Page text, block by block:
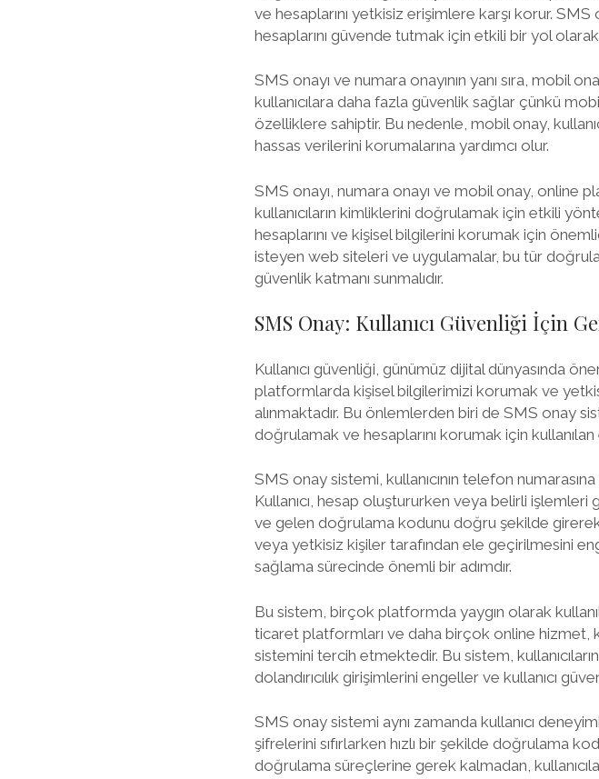
ve hesaplarını yetkisiz erişimlere karşı korur. SMS
hesaplarını güvende tutmak için etkili bir yol
SMS onayı ve numara onayının yanı sıra, mobil
kullanıcılara daha fazla güvenlik sağlar çünkü
özelliklere sahiptir. Bu nedenle, mobil onay,
hassas verilerini korumalarına yardımcı olur.
SMS onayı, numara onayı ve mobil onay, online
kullanıcıların kimliklerini doğrulamak için etkili
hesaplarını ve kişisel bilgilerini korumak için
isteyen web siteleri ve uygulamalar, bu tür
güvenlik katmanı sunmalıdır.
SMS Onay: Kullanıcı Güvenliği İçin
Kullanıcı güvenliği, günümüz dijital dünyasında
platformlarda kişisel bilgilerimizi korumak ve
alınmaktadır. Bu önlemlerden biri de SMS onay
doğrulamak ve hesaplarını korumak için
SMS onay sistemi, kullanıcının telefon
Kullanıcı, hesap oluştururken veya belirli
ve gelen doğrulama kodunu doğru şekilde girerek
veya yetkisiz kişiler tarafından ele geçirilmesini
sağlama sürecinde önemli bir adımdır.
Bu sistem, birçok platformda yaygın olarak
ticaret platformları ve daha birçok online hizmet,
sistemini tercih etmektedir. Bu sistem,
dolandırıcılık girişimlerini engeller ve kullanıcı
SMS onay sistemi aynı zamanda kullanıcı
şifrelerini sıfırlarken hızlı bir şekilde doğrulama
doğrulama süreçlerine gerek kalmadan,